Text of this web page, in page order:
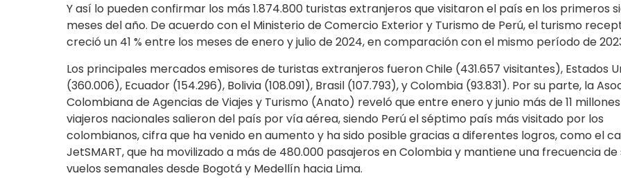
Y así lo pueden confirmar los más 1.874.800 turistas extranjeros que visitaron el país en los primeros
meses del año. De acuerdo con el Ministerio de Comercio Exterior y Turismo de Perú, el turismo
creció un 41 % entre los meses de enero y julio de 2024, en comparación con el mismo período de
Los principales mercados emisores de turistas extranjeros fueron Chile (431.657 visitantes), Estados
(360.006), Ecuador (154.296), Bolivia (108.091), Brasil (107.793), y Colombia (93.831). Por su parte, la
Colombiana de Agencias de Viajes y Turismo (Anato) reveló que entre enero y junio más de 11
viajeros nacionales salieron del país por vía aérea, siendo Perú el séptimo país más visitado por los
colombianos, cifra que ha venido en aumento y ha sido posible gracias a diferentes logros, como el
JetSMART, que ha movilizado a más de 480.000 pasajeros en Colombia y mantiene una frecuencia de
vuelos semanales desde Bogotá y Medellín hacia Lima.